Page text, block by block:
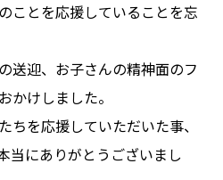
ことを応援していることを忘
送迎、お子さんの精神面のフ
かけしました。
ちを応援していただいた事、
当にありがとうございまし